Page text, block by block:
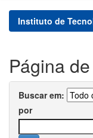
Instituto de
Página
Buscar em:
por